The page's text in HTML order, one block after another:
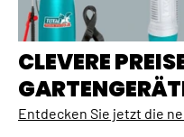
CLEVERE
Entdecken Sie jetzt die